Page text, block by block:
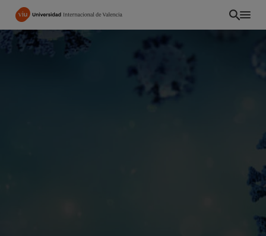
Pasar
contenido
principal